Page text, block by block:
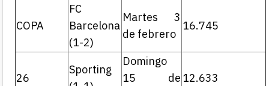
COPA
FC
Barcelona
(1-2)
Martes 3
de febrero
16.745
26
Sporting
Domingo
15 de 12.633